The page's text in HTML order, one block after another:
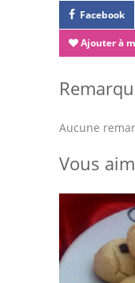
Facebook
Ajouter à
Aucune
Vous